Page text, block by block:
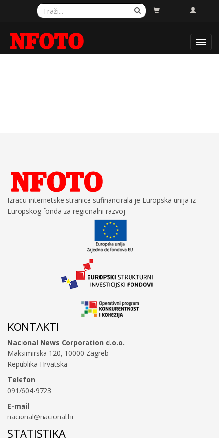
Izradu internetske stranice sufinancirala je Europska unija iz
Europskog fonda za regionalni razvoj
KONTAKTI
Nacional News Corporation d.o.o.
Maksimirska 120, 10000 Zagreb
Republika Hrvatska
Telefon
091/604-9723
E-mail
nacional@nacional.hr
STATISTIKA